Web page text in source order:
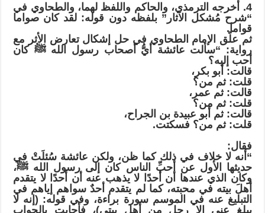
4. أخرجه الترمذي، والحاكم واللفظ لهما، والطحاوي في
“شرح مُشكل الآثار” بلفظه دون قوله: لقد كان صواما
قواما.
ثم علّق الإمام الطحاوي في حل إشكال تعارض الأثر مع
رواية: “سألت عائشة أيُّ أصحاب رسول الله ﷺ كان
أحب إليه؟
قالت: أبو بكر،
قلت: ثم من؟
قالت: ثم عمر،
قلت: ثم من؟
قالت: ثم أبو عبيدة بن الجراح،
قلت: ثم من؟ فسكتت.
فقال:
“أنه لا خلاف في ذلك كما ظن، ولكن عائشة سُئلَتْ في
حديثها الأول عن أحبِّ الناس كان إلى رسول الله ﷺ،
وكان الذي عندها أن أحدًا لا يذهب عنه أن أحدًا لا يتقدم
أهلَ بيته في محبته، كما لم يتقدم أحدٌ سواهم إياهم في
التبليغ عنه في الموسم سورة براءة، وفي قوله: (إنه لا
يبلغ عني إلا رجل من أهل بيتي)، فأجابت بالجواب